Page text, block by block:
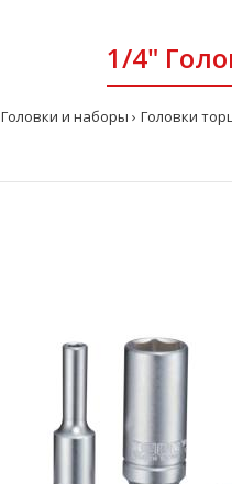
1/4"
Головки и наборы Головки